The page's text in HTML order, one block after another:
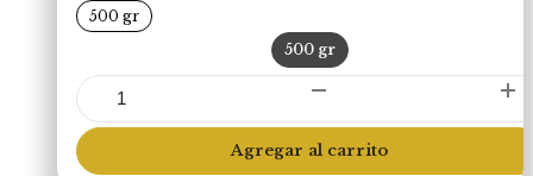
500 gr
500 gr
Cuete
Maciza
(Libre
Pastoreo)
cantidad
Agregar al carrito